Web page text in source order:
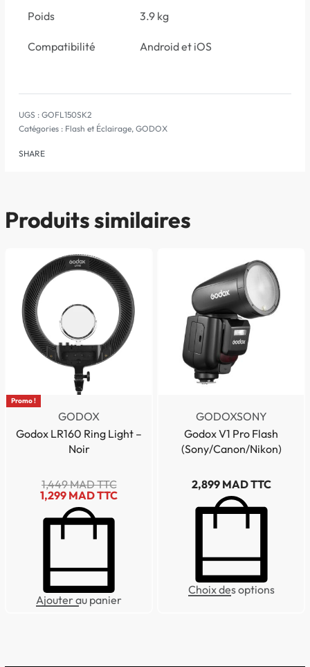
Poids 3.9 kg
Compatibilité Android et iOS
GOFL150SK2
Catégories : Flash et Éclairage, GODOX
SHARE
Produits similaires
Promo !
GODOX
Godox LR160 Ring Light –
Noir
1,449MAD TTC
1,299 MAD TTC
Ajouter au panier
GODOXSONY
Godox V1 Pro Flash
(Sony/Canon/Nikon)
2,899 MAD TTC
Choix des options